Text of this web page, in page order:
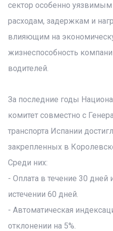
сектор особенно
расходам, задержкам и
влияющим на
жизнеспособность
водителей.
За последние годы
комитет совместно с
транспорта Испании
закрепленных в
Среди них:
- Оплата в течение 30
истечении 60 дней.
- Автоматическая
отклонении на 5%.